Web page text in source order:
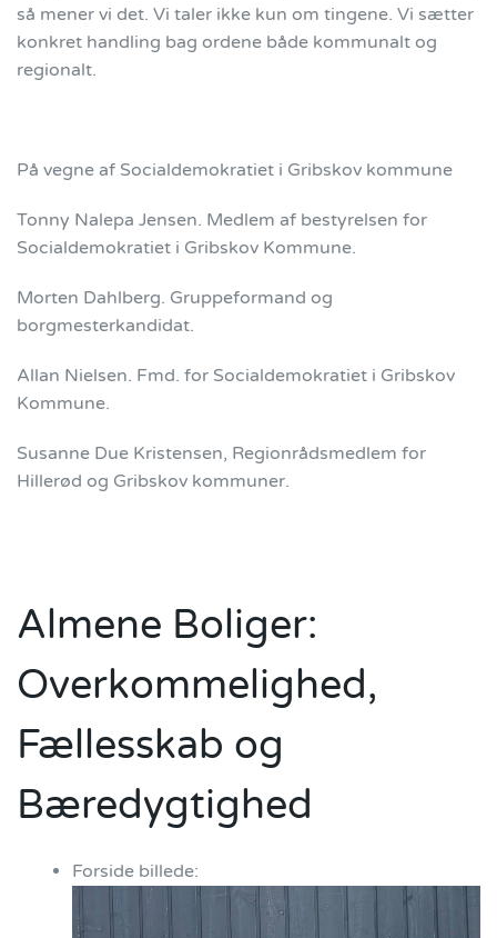
så mener vi det. Vi taler ikke kun om tingene. Vi sætter
konkret handling bag ordene både kommunalt og
regionalt.
På vegne af Socialdemokratiet i Gribskov kommune
Tonny Nalepa Jensen. Medlem af bestyrelsen for
Socialdemokratiet i Gribskov Kommune.
Morten Dahlberg. Gruppeformand og
borgmesterkandidat.
Allan Nielsen. Fmd. for Socialdemokratiet i Gribskov
Kommune.
Susanne Due Kristensen, Regionrådsmedlem for
Hillerød og Gribskov kommuner.
Almene Boliger:
Overkommelighed,
Fællesskab og
Bæredygtighed
Forside billede: